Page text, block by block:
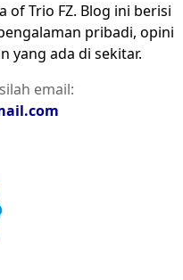
of Trio FZ. Blog ini berisi
pribadi, opini
yang ada di sekitar.
email: